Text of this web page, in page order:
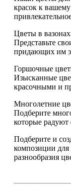
красок к
Цветы в
Представьте
придающих им
Горшочные
Изысканные
красочными и
Многолетние
Подберите
которые радуют
Подберите и
композиции
разнообразия